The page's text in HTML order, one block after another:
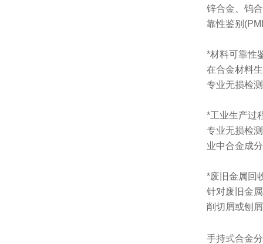
锌合金、钨
靠性鉴别
*材料可靠性
在合金材料
专业无损检
*工业生产过
专业无损检
业中合金成
*废旧金属回
针对废旧金
削切屑或刨
手持式合金